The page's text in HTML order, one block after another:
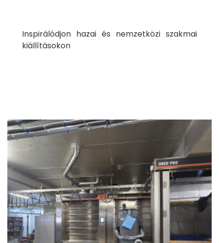
Főoldal
Inspirálódjon hazai és nemzetközi szakmai
kiállításokon